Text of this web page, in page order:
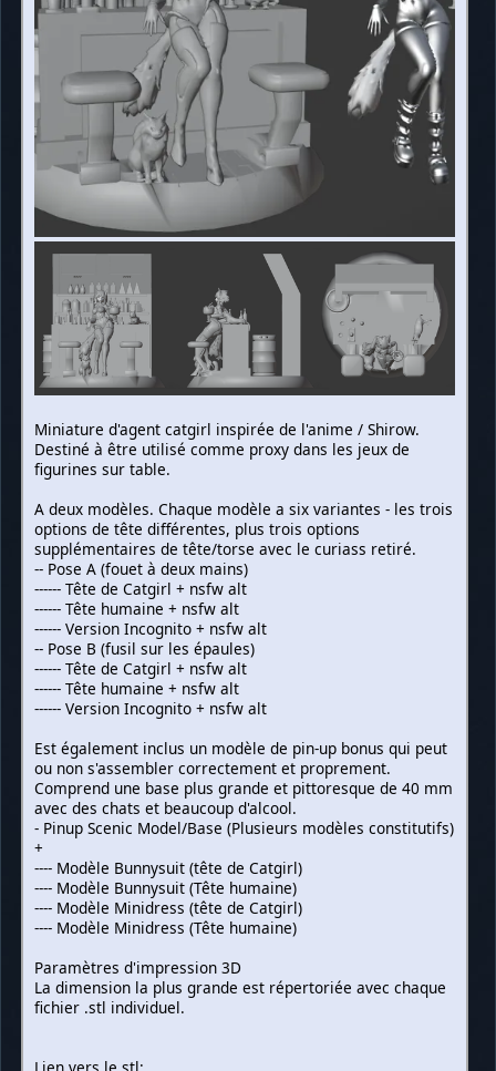
Miniature d'agent catgirl inspirée de l'anime / Shirow.
Destiné à être utilisé comme proxy dans les jeux de
figurines sur table.
A deux modèles. Chaque modèle a six variantes - les trois
options de tête différentes, plus trois options
supplémentaires de tête/torse avec le curiass retiré.
-- Pose A (fouet à deux mains)
------ Tête de Catgirl + nsfw alt
------ Tête humaine + nsfw alt
------ Version Incognito + nsfw alt
-- Pose B (fusil sur les épaules)
------ Tête de Catgirl + nsfw alt
------ Tête humaine + nsfw alt
------ Version Incognito + nsfw alt
Est également inclus un modèle de pin-up bonus qui peut
ou non s'assembler correctement et proprement.
Comprend une base plus grande et pittoresque de 40 mm
avec des chats et beaucoup d'alcool.
- Pinup Scenic Model/Base (Plusieurs modèles constitutifs)
+
---- Modèle Bunnysuit (tête de Catgirl)
---- Modèle Bunnysuit (Tête humaine)
---- Modèle Minidress (tête de Catgirl)
---- Modèle Minidress (Tête humaine)
Paramètres d'impression 3D
La dimension la plus grande est répertoriée avec chaque
fichier .stl individuel.